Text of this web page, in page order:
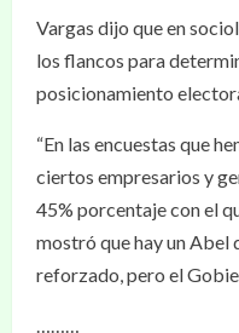
Vargas dijo que en
los flancos para
posicionamiento
“En las encuestas que
ciertos empresarios y
45% porcentaje con el
mostró que hay un Abel
reforzado, pero el
………